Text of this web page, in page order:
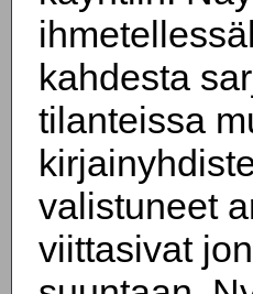
kahdesta
tilanteissa
valistuneet
viittasivat